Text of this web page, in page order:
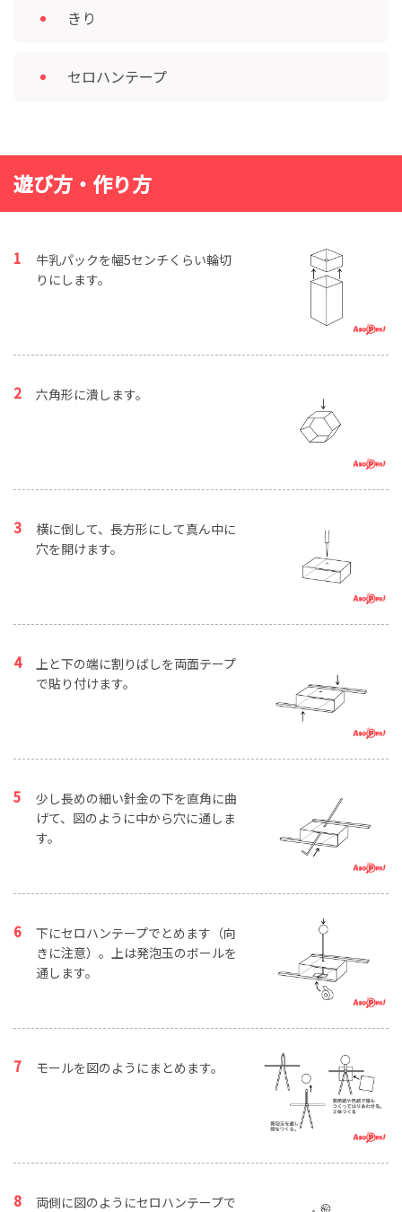
きり
セロハンテープ
遊び方・作り方
牛乳パックを幅5センチくらい輪切
りにします。
六角形に潰します。
横に倒して、長方形にして真ん中に
穴を開けます。
上と下の端に割りばしを両面テープ
で貼り付けます。
少し長めの細い針金の下を直角に曲
げて、図のように中から穴に通しま
す。
下にセロハンテープでとめます（向
きに注意）。上は発泡玉のボールを
通します。
モールを図のようにまとめます。
両側に図のようにセロハンテープで